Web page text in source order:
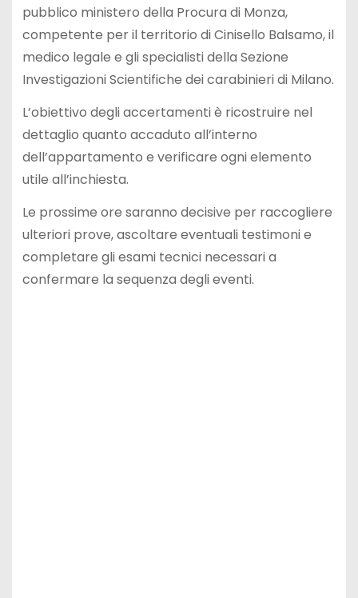
pubblico ministero della Procura di Monza,
competente per il territorio di Cinisello Balsamo, il
medico legale e gli specialisti della Sezione
Investigazioni Scientifiche dei carabinieri di Milano.
L’obiettivo degli accertamenti è ricostruire nel
dettaglio quanto accaduto all’interno
dell’appartamento e verificare ogni elemento
utile all’inchiesta.
Le prossime ore saranno decisive per raccogliere
ulteriori prove, ascoltare eventuali testimoni e
completare gli esami tecnici necessari a
confermare la sequenza degli eventi.